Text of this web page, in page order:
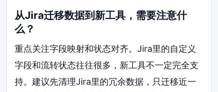
从Jira迁移数据到新工具，需要注意什
么？
重点关注字段映射和状态对齐。Jira里的自定义
字段和流转状态往往很多，新工具不一定完全支
持。建议先清理Jira里的冗余数据，只迁移近一